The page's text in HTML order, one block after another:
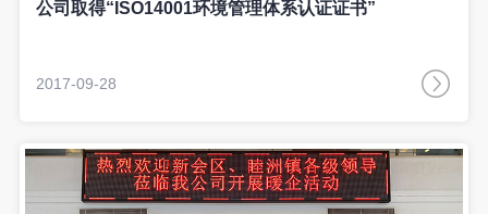
公司取得“ISO14001环境管理体系认证证书”
2017-09-28